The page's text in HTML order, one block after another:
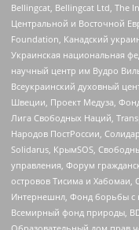
Bellingcat, Bellingcat Ltd, The
Центральной и Восточной
Foundation, Канадский
Украинская национальная
научный центр им Вудро
Всеукраинский духовный
Швеции, Проект Медуза,
Лига Свободных Наций,
Народов ПостРоссии,
Solidarus, КрымSOS,
управления, Форум
островов Тисима и Хабомаи,
Интернешнл, Фонд борьбы с
Всемирный фонд природы,